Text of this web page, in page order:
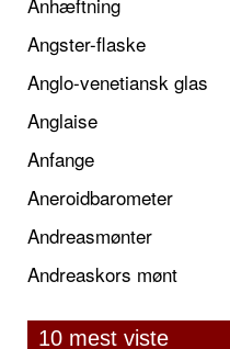
Angster-flaske
Anglo-venetiansk glas
Anglaise
Anfange
Aneroidbarometer
Andreasmønter
Andreaskors mønt
10 mest viste